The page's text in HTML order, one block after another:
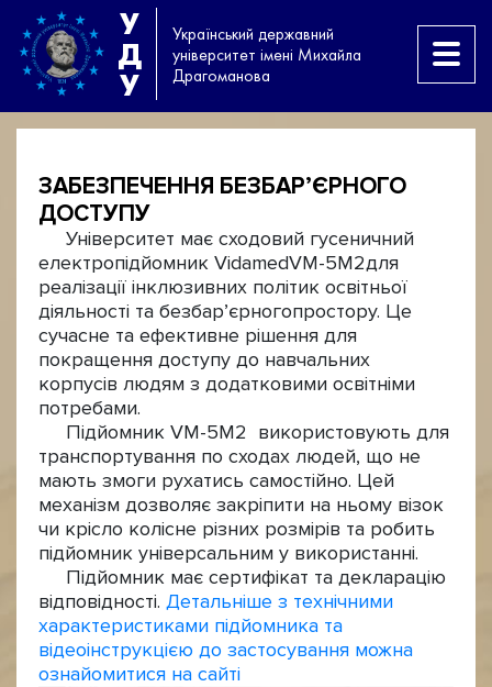
У
Д
У
Український державний
університет імені Михайла
Драгоманова
ЗАБЕЗПЕЧЕННЯ БЕЗБАР’ЄРНОГО
ДОСТУПУ
Університет має сходовий гусеничний
електропідйомник VidamedVM-5M2для
реалізації інклюзивних політик освітньої
діяльності та безбар’єрногопростору. Це
сучасне та ефективне рішення для
покращення доступу до навчальних
корпусів людям з додатковими освітніми
потребами.
Підйомник VM-5M2 використовують для
транспортування по сходах людей, що не
мають змоги рухатись самостійно. Цей
механізм дозволяє закріпити на ньому візок
чи крісло колісне різних розмірів та робить
підйомник універсальним у використанні.
Підйомник має сертифікат та декларацію
відповідності. Детальніше з технічними
характеристиками підйомника та
відеоінструкцією до застосування можна
ознайомитися на сайті